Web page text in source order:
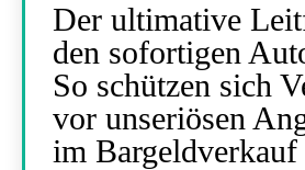
Der ultimative
den sofortigen
So schützen sich
vor unseriösen
im Bargeldverkauf